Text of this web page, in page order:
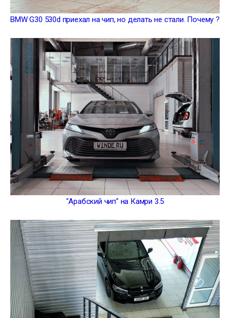
BMW G30 530d приехал на чип, но делать не стали. Почему ?
"Арабский чип" на Камри 3.5